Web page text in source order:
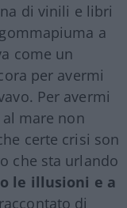
di vinili e libri
a
come un
per avermi
Per avermi
mare non
certe crisi son
che sta urlando
le illusioni e a
di